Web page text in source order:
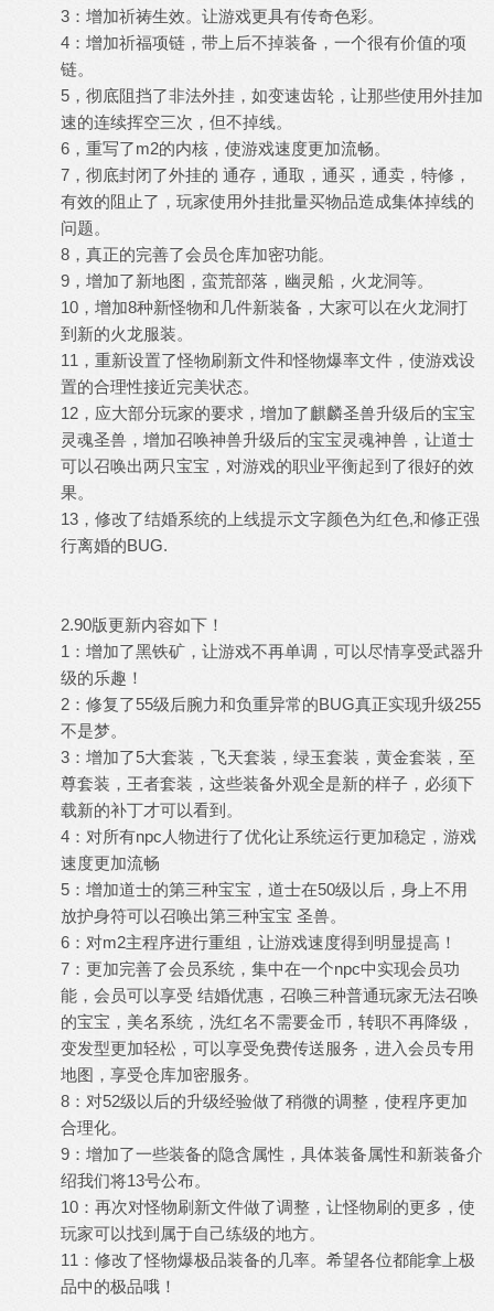
3：增加祈祷生效。让游戏更具有传奇色彩。
4：增加祈福项链，带上后不掉装备，一个很有价值的项
链。
5，彻底阻挡了非法外挂，如变速齿轮，让那些使用外挂加
速的连续挥空三次，但不掉线。
6，重写了m2的内核，使游戏速度更加流畅。
7，彻底封闭了外挂的 通存，通取，通买，通卖，特修，
有效的阻止了，玩家使用外挂批量买物品造成集体掉线的
问题。
8，真正的完善了会员仓库加密功能。
9，增加了新地图，蛮荒部落，幽灵船，火龙洞等。
10，增加8种新怪物和几件新装备，大家可以在火龙洞打
到新的火龙服装。
11，重新设置了怪物刷新文件和怪物爆率文件，使游戏设
置的合理性接近完美状态。
12，应大部分玩家的要求，增加了麒麟圣兽升级后的宝宝
灵魂圣兽，增加召唤神兽升级后的宝宝灵魂神兽，让道士
可以召唤出两只宝宝，对游戏的职业平衡起到了很好的效
果。
13，修改了结婚系统的上线提示文字颜色为红色,和修正强
行离婚的BUG.
2.90版更新内容如下！
1：增加了黑铁矿，让游戏不再单调，可以尽情享受武器升
级的乐趣！
2：修复了55级后腕力和负重异常的BUG真正实现升级255
不是梦。
3：增加了5大套装，飞天套装，绿玉套装，黄金套装，至
尊套装，王者套装，这些装备外观全是新的样子，必须下
载新的补丁才可以看到。
4：对所有npc人物进行了优化让系统运行更加稳定，游戏
速度更加流畅
5：增加道士的第三种宝宝，道士在50级以后，身上不用
放护身符可以召唤出第三种宝宝 圣兽。
6：对m2主程序进行重组，让游戏速度得到明显提高！
7：更加完善了会员系统，集中在一个npc中实现会员功
能，会员可以享受 结婚优惠，召唤三种普通玩家无法召唤
的宝宝，美名系统，洗红名不需要金币，转职不再降级，
变发型更加轻松，可以享受免费传送服务，进入会员专用
地图，享受仓库加密服务。
8：对52级以后的升级经验做了稍微的调整，使程序更加
合理化。
9：增加了一些装备的隐含属性，具体装备属性和新装备介
绍我们将13号公布。
10：再次对怪物刷新文件做了调整，让怪物刷的更多，使
玩家可以找到属于自己练级的地方。
11：修改了怪物爆极品装备的几率。希望各位都能拿上极
品中的极品哦！